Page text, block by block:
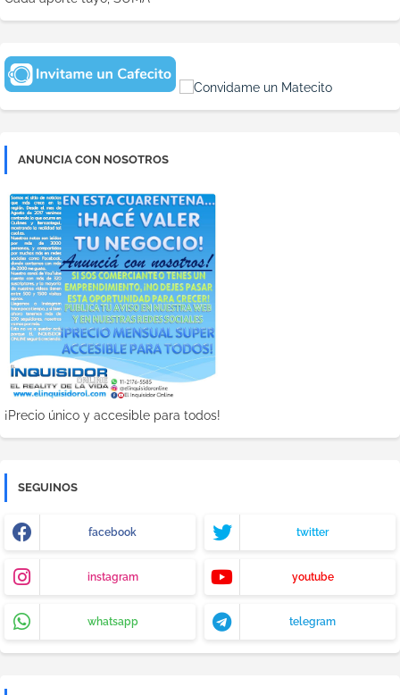
ANUNCIA CON NOSOTROS
¡Precio único y accesible para todos!
SEGUINOS
facebook twitter
instagram youtube
whatsapp telegram